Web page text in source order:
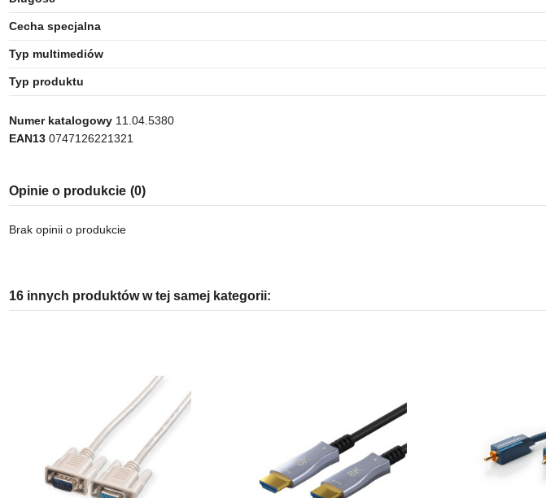
Cecha specjalna
Typ multimediów
Typ produktu
Numer katalogowy 11.04.5380
EAN13 0747126221321
Opinie o produkcie (0)
Brak opinii o produkcie
16 innych produktów w tej samej kategorii: